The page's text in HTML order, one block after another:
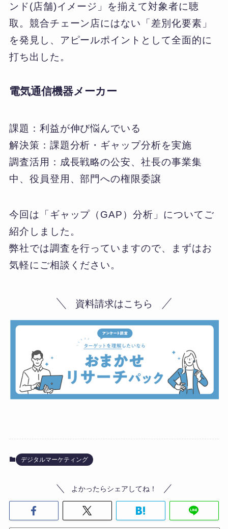
ンド(店舗)イメージ」を揃えて対象者に聴
取。競合チェーン店にはない「差別化要素」
を発見し、アピールポイントとして全面的に
打ち出した。
電気通信機器メーカー
課題：利益が伸び悩んでいる
解決策：課題分析・ギャップ分析を実施
調査活用：成長戦略の公安、社長の事業集
中、役員登用、部門への権限委譲
今回は「ギャップ（GAP）分析」についてご
紹介しました。
弊社では調査を行っていますので、まずはお
気軽にご相談ください。
資料請求はこちら
デジタルマーケティング
よかったらシェアしてね！